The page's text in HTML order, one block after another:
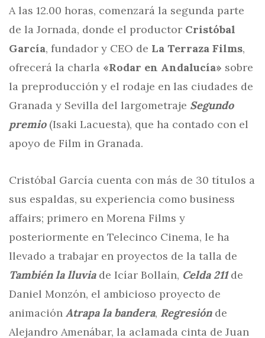
A las 12.00 horas, comenzará la segunda parte
de la Jornada, donde el productor Cristóbal
García, fundador y CEO de La Terraza Films,
ofrecerá la charla «Rodar en Andalucía» sobre
la preproducción y el rodaje en las ciudades de
Granada y Sevilla del largometraje Segundo
premio(Isaki Lacuesta), que ha contado con el
apoyo de Film in Granada.
Cristóbal García cuenta con más de 30 títulos a
sus espaldas, su experiencia como business
affairs; primero en Morena Films y
posteriormente en Telecinco Cinema, le ha
llevado a trabajar en proyectos de la talla de
También la lluviade Icíar Bollaín, Celda 211de
Daniel Monzón, el ambicioso proyecto de
animación Atrapa la bandera, Regresiónde
Alejandro Amenábar, la aclamada cinta de Juan